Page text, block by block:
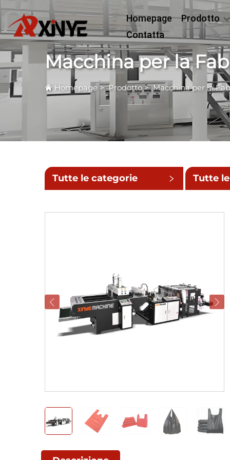
Homepage
Prodotto
Contatta
Macchina per la
Homepage >Prodotto>Macchina per la
Tutte le categorie Tutte le